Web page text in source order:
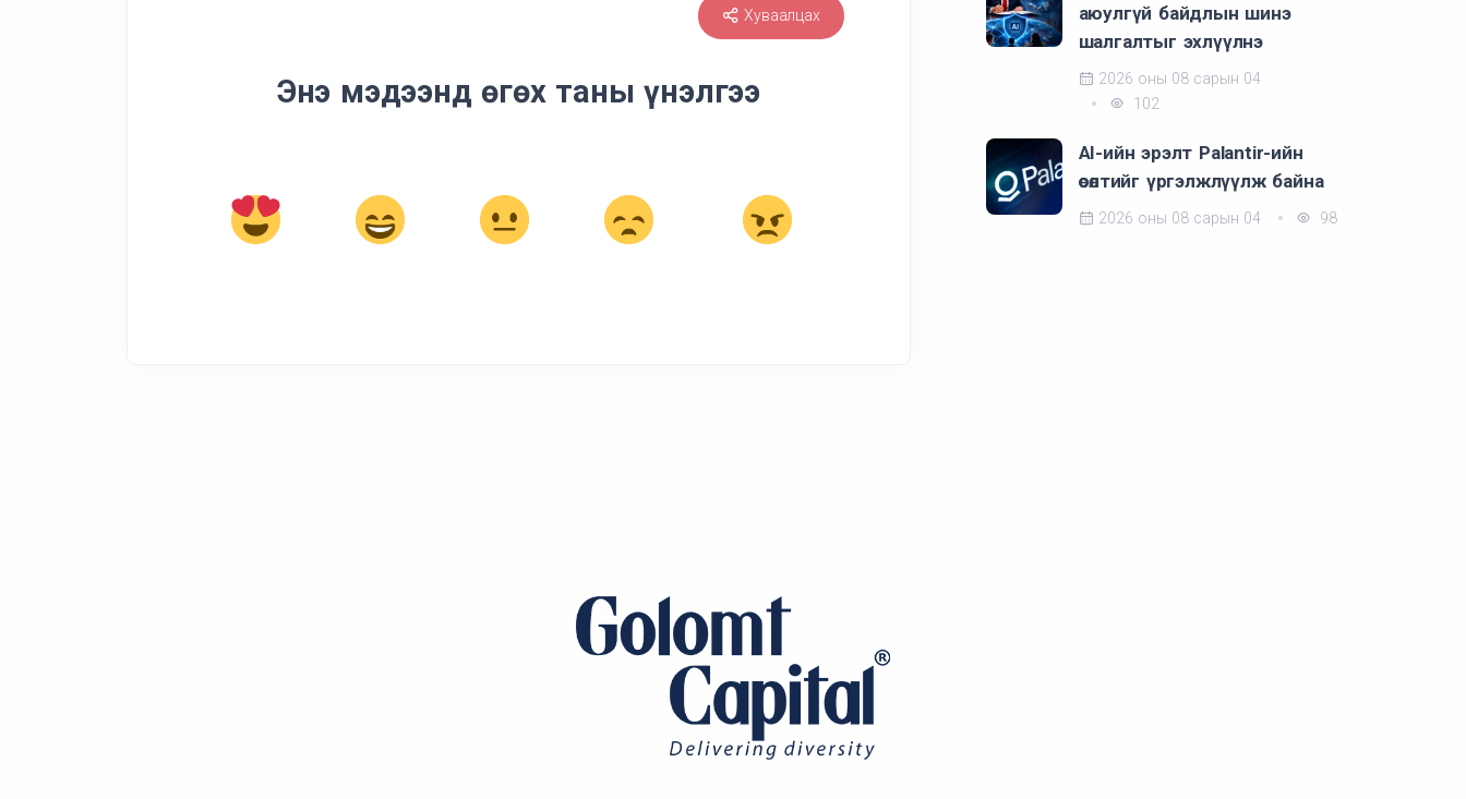
Хуваалцах
Энэ мэдээнд өгөх таны үнэлгээ
аюулгүй байдлын шинэ
шалгалтыг эхлүүлнэ
2026 оны 08 сарын 04
102
AI-ийн эрэлт Palantir-ийн
өсөлтийг үргэлжлүүлж байна
2026 оны 08 сарын 04 98